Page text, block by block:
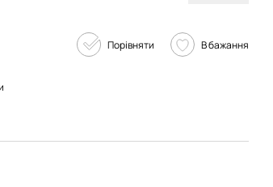
Порівняти В бажання